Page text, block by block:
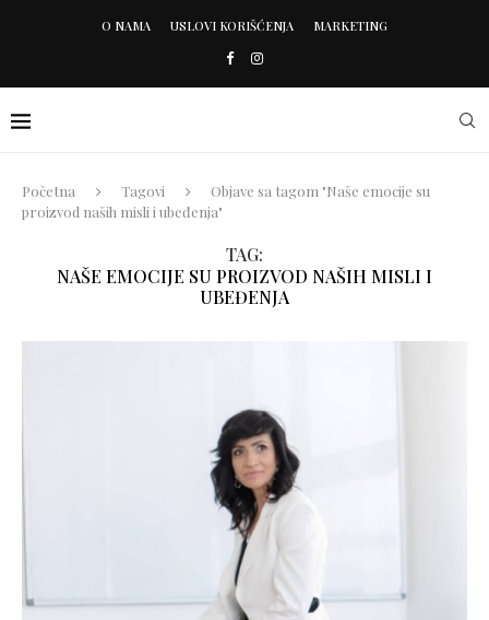
O NAMA USLOVI KORIŠĆENJA MARKETING
Početna Tagovi
Objave sa tagom "Naše emocije su
proizvod naših misli i ubeđenja"
TAG:
NAŠE EMOCIJE SU PROIZVOD NAŠIH MISLI I
UBEĐENJA